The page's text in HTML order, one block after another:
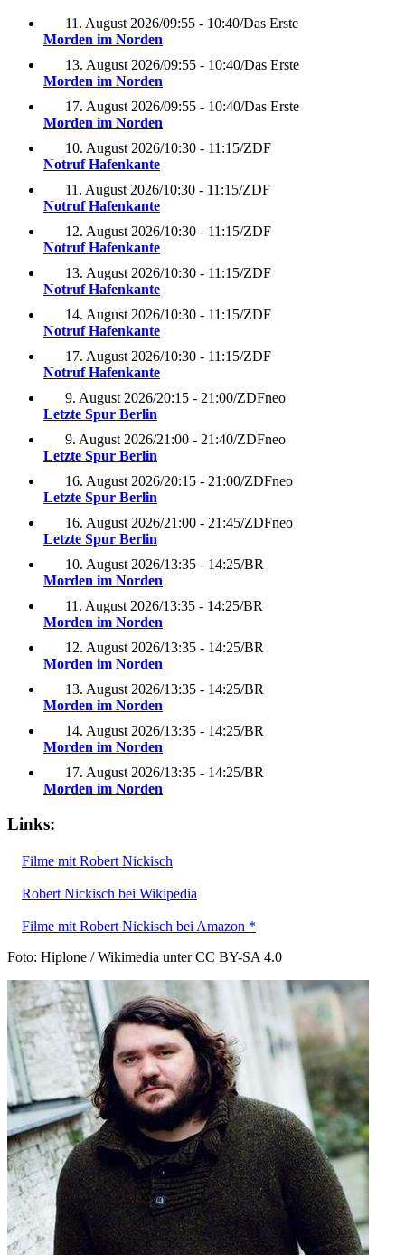
11. August 2026/09:55 - 10:40/Das Erste
Morden im Norden
13. August 2026/09:55 - 10:40/Das Erste
Morden im Norden
17. August 2026/09:55 - 10:40/Das Erste
Morden im Norden
10. August 2026/10:30 - 11:15/ZDF
Notruf Hafenkante
11. August 2026/10:30 - 11:15/ZDF
Notruf Hafenkante
12. August 2026/10:30 - 11:15/ZDF
Notruf Hafenkante
13. August 2026/10:30 - 11:15/ZDF
Notruf Hafenkante
14. August 2026/10:30 - 11:15/ZDF
Notruf Hafenkante
17. August 2026/10:30 - 11:15/ZDF
Notruf Hafenkante
9. August 2026/20:15 - 21:00/ZDFneo
Letzte Spur Berlin
9. August 2026/21:00 - 21:40/ZDFneo
Letzte Spur Berlin
16. August 2026/20:15 - 21:00/ZDFneo
Letzte Spur Berlin
16. August 2026/21:00 - 21:45/ZDFneo
Letzte Spur Berlin
10. August 2026/13:35 - 14:25/BR
Morden im Norden
11. August 2026/13:35 - 14:25/BR
Morden im Norden
12. August 2026/13:35 - 14:25/BR
Morden im Norden
13. August 2026/13:35 - 14:25/BR
Morden im Norden
14. August 2026/13:35 - 14:25/BR
Morden im Norden
17. August 2026/13:35 - 14:25/BR
Morden im Norden
Links:
Filme mit Robert Nickisch
Robert Nickisch bei Wikipedia
Filme mit Robert Nickisch bei Amazon *
Foto: Hiplone / Wikimedia unter CC BY-SA 4.0